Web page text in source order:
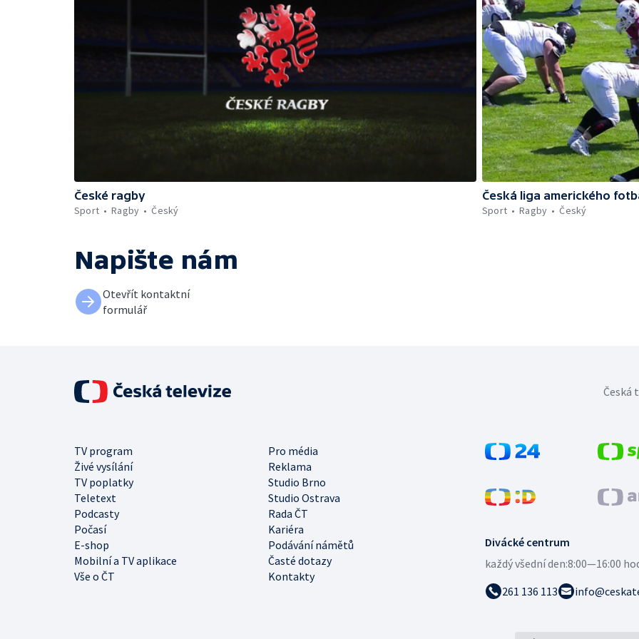
České ragby
Sport
Ragby Český
Česká liga amerického
Sport
Ragby Český
Napište nám
Otevřít kontaktní
formulář
Divácké centrum
každý všední den:8:00—16:00
261 136 113
TV program
Pro média
Živé vysílání
Reklama
TV poplatky
Studio Brno
Teletext
Studio Ostrava
Podcasty
Rada ČT
Počasí
Kariéra
E-shop
Podávání námětů
Mobilní a TV aplikace
Časté dotazy
Vše o ČT
Kontakty
Česká